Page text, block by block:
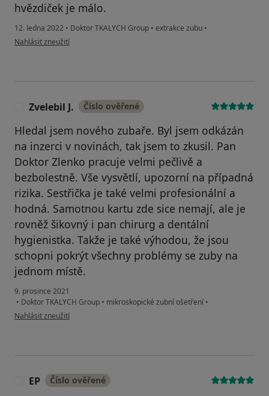
hvězdiček je málo.
12. ledna 2022 • Doktor TKALYCH Group • extrakce zubu •
podle názoru uživatele R.R.
Nahlásit zneužití
Zvelebil J. Číslo ověřené
Hledal jsem nového zubaře. Byl jsem odkázán
na inzerci v novinách, tak jsem to zkusil. Pan
Doktor Zlenko pracuje velmi pečlivě a
bezbolestně. Vše vysvětlí, upozorní na případná
rizika. Sestřička je také velmi profesionální a
hodná. Samotnou kartu zde sice nemají, ale je
rovněž šikovný i pan chirurg a dentální
hygienistka. Takže je také výhodou, že jsou
schopni pokrýt všechny problémy se zuby na
jednom místě.
9. prosince 2021
• Doktor TKALYCH Group • mikroskopické zubní ošetření •
podle názoru uživatele Zvelebil J.
Nahlásit zneužití
EP Číslo ověřené